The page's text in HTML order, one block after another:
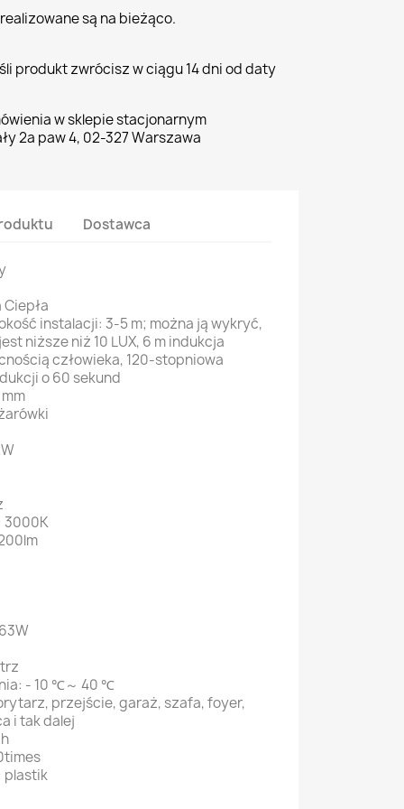
są na bieżąco.
produkt zwrócisz w ciągu 14 dni od daty
w sklepie stacjonarnym
2a paw 4, 02-327 Warszawa
Dostawca
instalacji: 3-5 m; można ją wykryć,
niższe niż 10 LUX, 6 m indukcja
człowieka, 120-stopniowa
o 60 sekund
3000K
- 10 ℃～ 40 ℃
przejście, garaż, szafa, foyer,
i tak dalej
plastik